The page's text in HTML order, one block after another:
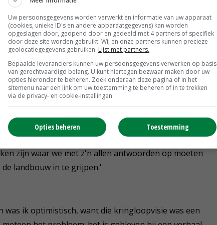
een stap teruggezet. Aanvankelijk had ze een vrij
. Maar het vraagstuk over het bredere voedselbeleid is
met gezondheid is er niet geweest. Schouten
We hebben als samenleving met heel grote
Maar vervolgens wordt het vraagstuk bij hen over
zijn waar we met z'n allen antwoorden op moeten
landbouw in te grijpen.'
ik optimistisch, want die kringloopvisie was een
Uw persoonsgegevens worden verwerkt en informatie van uw apparaat
(cookies, unieke ID's en andere apparaatgegevens) kan worden
opgeslagen door, geopend door en gedeeld met 4 partners of specifiek
door deze site worden gebruikt. Wij en onze partners kunnen precieze
geolocatiegegevens gebruiken. Lijst met partners.
Bepaalde leveranciers kunnen uw persoonsgegevens verwerken op basis
van gerechtvaardigd belang. U kunt hiertegen bezwaar maken door uw
opties hieronder te beheren. Zoek onderaan deze pagina of in het
sitemenu naar een link om uw toestemming te beheren of in te trekken
via de privacy- en cookie-instellingen.
Toestemming
Opties beheren